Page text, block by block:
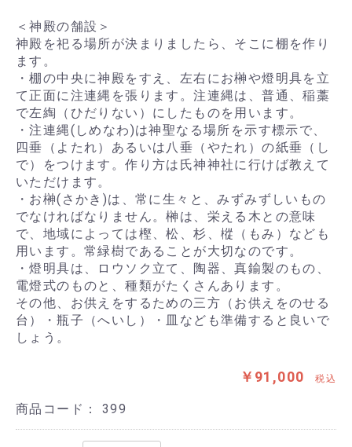
＜神殿の舗設＞
神殿を祀る場所が決まりましたら、そこに棚を作り
ます。
・棚の中央に神殿をすえ、左右にお榊や燈明具を立
て正面に注連縄を張ります。注連縄は、普通、稲藁
で左綯（ひだりない）にしたものを用います。
・注連縄(しめなわ)は神聖なる場所を示す標示で、
四垂（よたれ）あるいは八垂（やたれ）の紙垂（し
で）をつけます。作り方は氏神神社に行けば教えて
いただけます。
・お榊(さかき)は、常に生々と、みずみずしいもの
でなければなりません。榊は、栄える木との意味
で、地域によっては樫、松、杉、樅（もみ）なども
用います。常緑樹であることが大切なのです。
・燈明具は、ロウソク立て、陶器、真鍮製のもの、
電燈式のものと、種類がたくさんあります。
その他、お供えをするための三方（お供えをのせる
台）・瓶子（へいし）・皿なども準備すると良いで
しょう。
￥91,000 税込
商品コード： 399